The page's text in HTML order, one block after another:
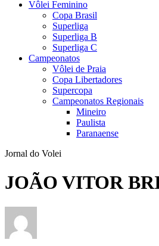
Vôlei Feminino
Copa Brasil
Superliga
Superliga B
Superliga C
Campeonatos
Vôlei de Praia
Copa Libertadores
Supercopa
Campeonatos Regionais
Mineiro
Paulista
Paranaense
Jornal do Volei
JOÃO VITOR